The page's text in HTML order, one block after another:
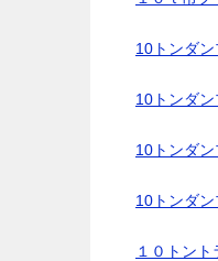
10トンダ
10トンダ
10トンダ
10トンダン
１０トン